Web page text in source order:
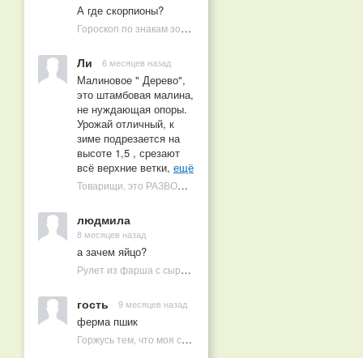
А где скорпионы?
Гороскоп по знакам зодиака на 2026 год
Ли 6 месяцев назад
Малиновое " Дерево",
это штамбовая малина,
не нуждающая опоры.
Урожай отличный, к
зиме подрезается на
высоте 1,5 , срезают
всё верхние ветки, ещё
Товарищи, это РАЗВОД! Почему малиновых деревьев не бывает, или Как ушлые продавцы наживаются на мечтах садоводов
людмила
8 месяцев назад
а зачем яйцо?
Рулет из фарша с сыром в духовке
гость 9 месяцев назад
ферма пшик
Горжусь тем, что моя семья круглый год не нуждается в покупных витаминах